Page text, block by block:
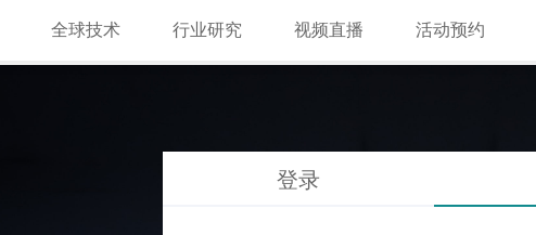
全球技术 行业研究 视频直播 活动预约
登录